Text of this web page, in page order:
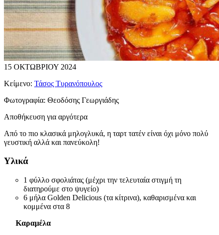
15 ΟΚΤΩΒΡΙΟΥ 2024
Κείμενο: Τάσος Τυρανόπουλος
Φωτογραφία: Θεοδόσης Γεωργιάδης
Αποθήκευση για αργότερα
Από το πιο κλασικά μηλογλυκά, η ταρτ τατέν είναι όχι μόνο πολύ
γευστική αλλά και πανεύκολη!
Υλικά
1 φύλλο σφολιάτας (μέχρι την τελευταία στιγμή τη
διατηρούμε στο ψυγείο)
6 μήλα Golden Delicious (τα κίτρινα), καθαρισμένα και
κομμένα στα 8
Καραμέλα